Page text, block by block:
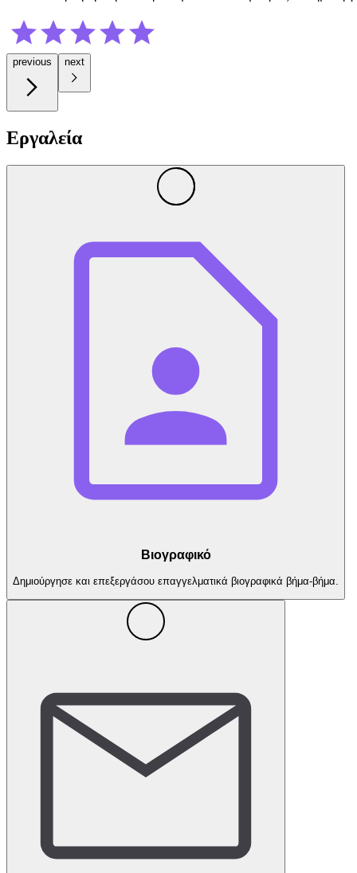
previous next
Εργαλεία
Βιογραφικό
Δημιούργησε και επεξεργάσου επαγγελματικά βιογραφικά βήμα-βήμα.